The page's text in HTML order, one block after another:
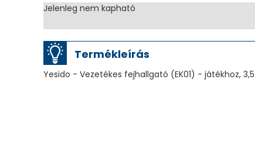
Jelenleg nem kapható
Termékleírás
Yesido - Vezetékes fejhallgató (EK01) - játékhoz,